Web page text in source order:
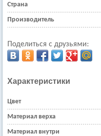
Страна
Производитель
Поделиться с друзьями:
Характеристики
Цвет
Материал верха
Материал внутри